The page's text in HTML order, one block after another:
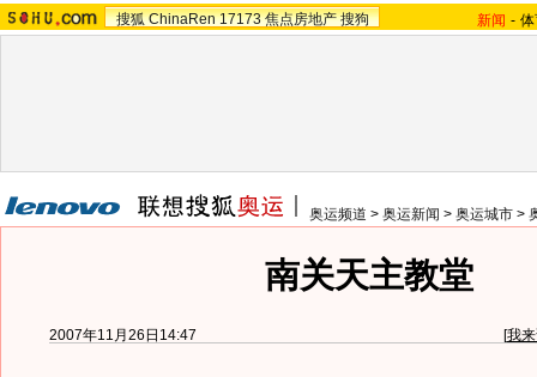
搜狐 ChinaRen 17173 焦点房地产 搜狗 新闻 -
奥运频道 > 奥运新闻 > 奥运城市 >
南关天主教堂
2007年11月26日14:47 [我